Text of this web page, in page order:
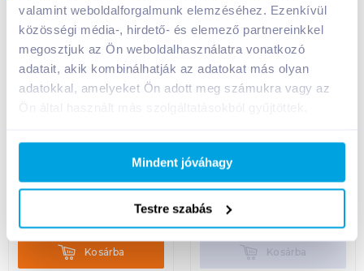
valamint weboldalforgalmunk elemzéséhez. Ezenkívül
közösségi média-, hirdető- és elemező partnereinkkel
megosztjuk az Ön weboldalhasználatra vonatkozó
adatait, akik kombinálhatják az adatokat más olyan
adatokkal, amelyeket Ön adott meg számukra vagy az
Ön által használt más szolgáltatásokból gyűjtöttek.
Mindent jóváhagy
Testre szabás
cukormentes
laktózmentes
KosárbaKosárba
1 099
KosárbaKosárba